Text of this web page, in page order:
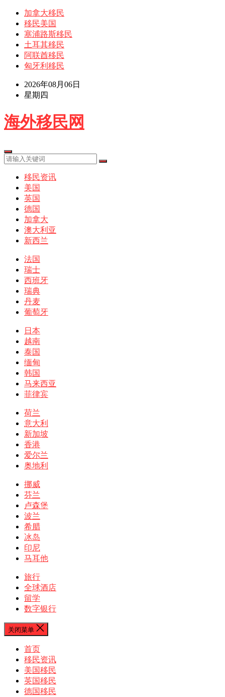
加拿大移民
移民美国
塞浦路斯移民
土耳其移民
阿联酋移民
匈牙利移民
2026年08月06日
星期四
海外移民网
移民资讯
美国
英国
德国
加拿大
澳大利亚
新西兰
法国
瑞士
西班牙
瑞典
丹麦
葡萄牙
日本
越南
泰国
缅甸
韩国
马来西亚
菲律宾
荷兰
意大利
新加坡
香港
爱尔兰
奥地利
挪威
芬兰
卢森堡
波兰
希腊
冰岛
印尼
马耳他
旅行
全球酒店
留学
数字银行
关闭菜单
首页
移民资讯
美国移民
英国移民
德国移民